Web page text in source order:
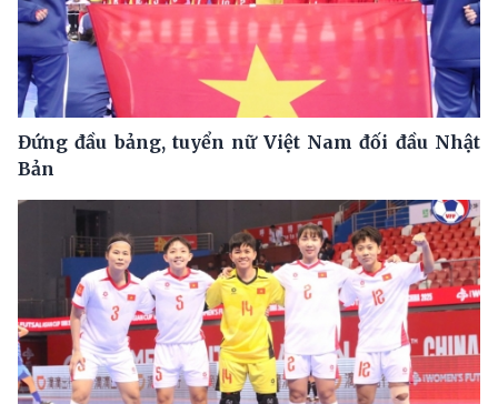
Đứng đầu bảng, tuyển nữ Việt Nam đối đầu Nhật
Bản